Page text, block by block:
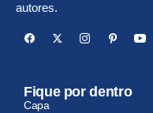
autores.
Fique por dentro
Capa